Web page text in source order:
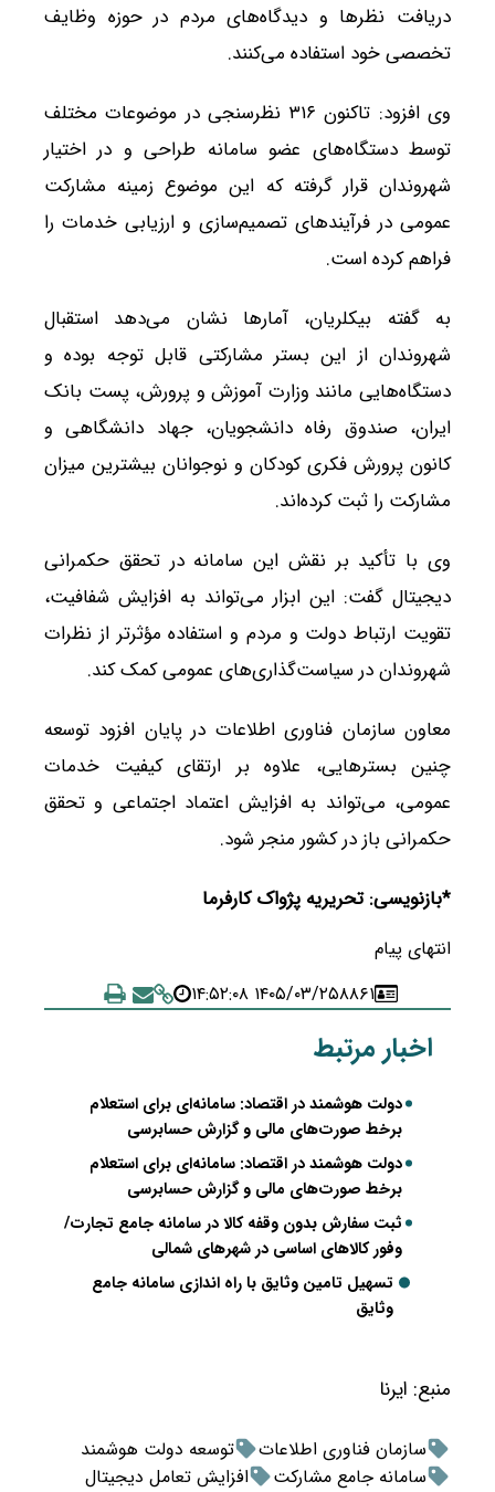
دریافت نظرها و دیدگاه‌های مردم در حوزه وظایف
تخصصی خود استفاده می‌کنند.
وی افزود: تاکنون ۳۱۶ نظرسنجی در موضوعات مختلف
توسط دستگاه‌های عضو سامانه طراحی و در اختیار
شهروندان قرار گرفته که این موضوع زمینه مشارکت
عمومی در فرآیندهای تصمیم‌سازی و ارزیابی خدمات را
فراهم کرده است.
به گفته بیکلریان، آمارها نشان می‌دهد استقبال
شهروندان از این بستر مشارکتی قابل توجه بوده و
دستگاه‌هایی مانند وزارت آموزش و پرورش، پست بانک
ایران، صندوق رفاه دانشجویان، جهاد دانشگاهی و
کانون پرورش فکری کودکان و نوجوانان بیشترین میزان
مشارکت را ثبت کرده‌اند.
وی با تأکید بر نقش این سامانه در تحقق حکمرانی
دیجیتال گفت: این ابزار می‌تواند به افزایش شفافیت،
تقویت ارتباط دولت و مردم و استفاده مؤثرتر از نظرات
شهروندان در سیاست‌گذاری‌های عمومی کمک کند.
معاون سازمان فناوری اطلاعات در پایان افزود توسعه
چنین بسترهایی، علاوه بر ارتقای کیفیت خدمات
عمومی، می‌تواند به افزایش اعتماد اجتماعی و تحقق
حکمرانی باز در کشور منجر شود.
*بازنویسی: تحریریه پژواک کارفرما
انتهای پیام
۸۸۶۱۱۴۰۵/۰۳/۲۵ ۱۴:۵۲:۰۸
اخبار مرتبط
دولت هوشمند در اقتصاد: سامانه‌ای برای استعلام
برخط صورت‌های مالی و گزارش حسابرسی
دولت هوشمند در اقتصاد: سامانه‌ای برای استعلام
برخط صورت‌های مالی و گزارش حسابرسی
ثبت سفارش بدون وقفه کالا در سامانه جامع تجارت/
وفور کالاهای اساسی در شهرهای شمالی
تسهیل تامین وثایق با راه اندازی سامانه جامع
وثایق
منبع: ایرنا
سازمان فناوری اطلاعات
توسعه دولت هوشمند
سامانه جامع مشارکت
افزایش تعامل دیجیتال